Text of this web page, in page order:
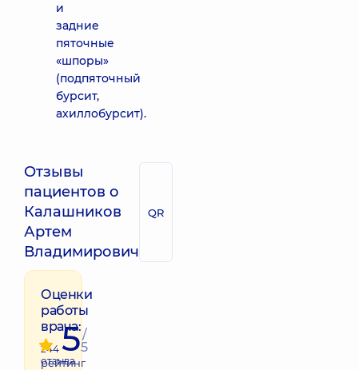
и
задние
пяточные
«шпоры»
(подпяточный
бурсит,
ахиллобурсит).
Отзывы
пациентов о
Калашников
Артем
Владимирович
QR
Оценки
работы
врача:
244
отзыва
5/
5
рейтинг